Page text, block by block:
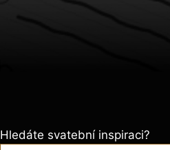
Hledáte svatební inspiraci?